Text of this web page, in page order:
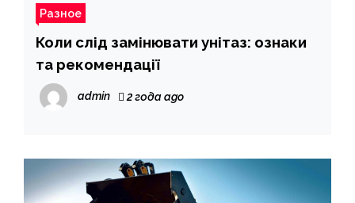
Разное
Коли слід замінювати унітаз: ознаки
та рекомендації
admin 2 года ago